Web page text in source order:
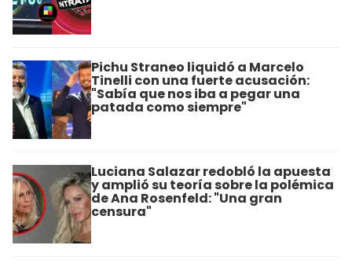
Pichu Straneo liquidó a Marcelo
Tinelli con una fuerte acusación:
"Sabía que nos iba a pegar una
patada como siempre"
Luciana Salazar redobló la apuesta
y amplió su teoría sobre la polémica
de Ana Rosenfeld: "Una gran
censura"